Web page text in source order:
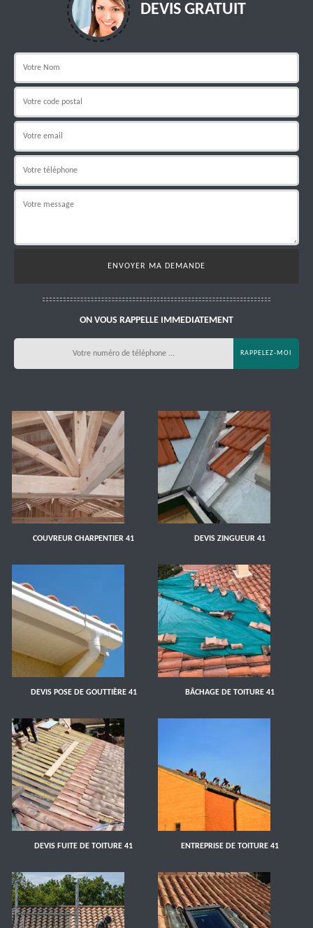
DEVIS GRATUIT
ON VOUS RAPPELLE IMMEDIATEMENT
COUVREUR CHARPENTIER 41 DEVIS ZINGUEUR 41
DEVIS POSE DE GOUTTIÈRE 41 BÂCHAGE DE TOITURE 41
DEVIS FUITE DE TOITURE 41 ENTREPRISE DE TOITURE 41